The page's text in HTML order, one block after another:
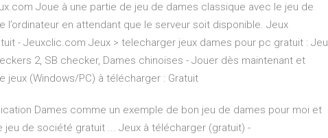
Joue à une partie de jeu de dames classique avec le jeu de
l’ordinateur en attendant que le serveur soit disponible. Jeux
- Jeuxclic.com Jeux > telecharger jeux dames pour pc gratuit : Jeu
2, SB checker, Dames chinoises - Jouer dès maintenant et
(Windows/PC) à télécharger : Gratuit
Dames comme un exemple de bon jeu de dames pour moi et
jeu de société gratuit ... Jeux à télécharger (gratuit) -